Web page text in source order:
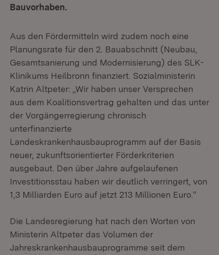
Bauvorhaben.
Aus den Fördermitteln wird zudem noch eine
Planungsrate für den 2. Bauabschnitt (Neubau,
Gesamtsanierung und Modernisierung) des SLK-
Klinikums Heilbronn finanziert. Sozialministerin
Katrin Altpeter: „Wir haben unser Versprechen
aus dem Koalitionsvertrag gehalten und das unter
der Vorgängerregierung chronisch
unterfinanzierte
Landeskrankenhausbauprogramm auf der Basis
neuer, zukunftsorientierter Förderkriterien
ausgebaut. Den über Jahre aufgelaufenen
Investitionsstau haben wir deutlich verringert, von
1,3 Milliarden Euro auf jetzt 213 Millionen Euro.“
Die Landesregierung hat nach den Worten von
Ministerin Altpeter das Volumen der
Jahreskrankenhausbauprogramme seit dem